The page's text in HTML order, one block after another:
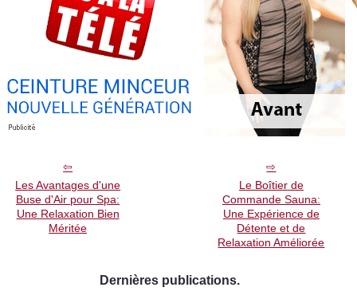
Les Avantages d'une
Buse d'Air pour Spa:
Une Relaxation Bien
Méritée
Le Boîtier de
Commande Sauna:
Une Expérience de
Détente et de
Relaxation Améliorée
Dernières publications.